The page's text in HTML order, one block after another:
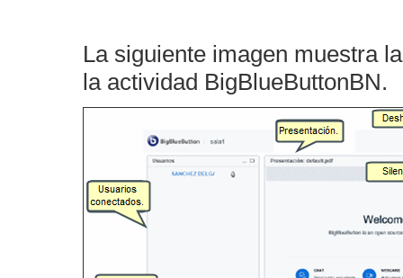
La siguiente imagen muestra
la actividad BigBlueButtonBN.